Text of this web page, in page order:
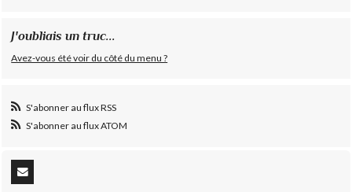
J'oubliais un truc...
Avez-vous été voir du côté du menu ?
S'abonner au flux RSS
S'abonner au flux ATOM